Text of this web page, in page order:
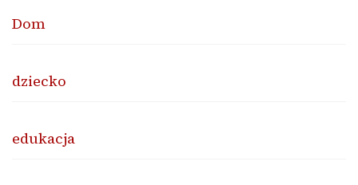
Dom
dziecko
edukacja